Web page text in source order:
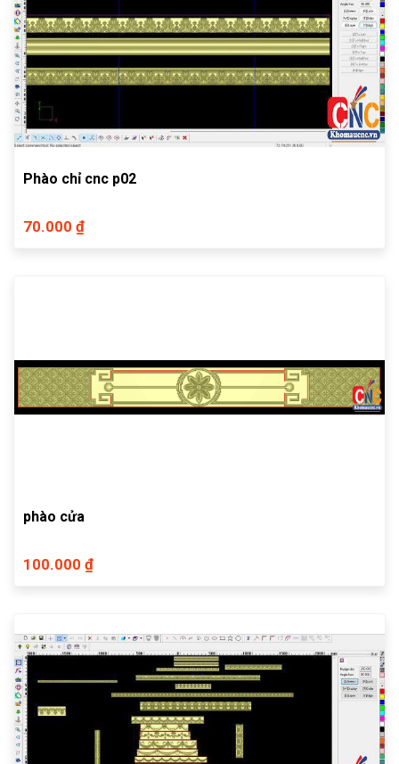
Phào chỉ cnc p02
70.000 ₫
phào cửa
100.000 ₫